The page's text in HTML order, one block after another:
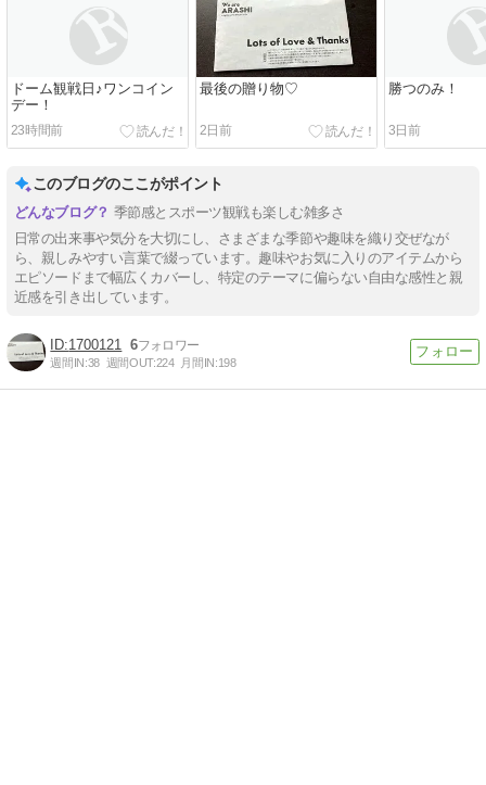
ドーム観戦日♪ワンコイン
デー！
23時間前
最後の贈り物♡
2日前
勝つのみ！
3日前
このブログのここがポイント
季節感とスポーツ観戦も楽しむ雑多さ
日常の出来事や気分を大切にし、さまざまな季節や趣味を織り交ぜなが
ら、親しみやすい言葉で綴っています。趣味やお気に入りのアイテムから
エピソードまで幅広くカバーし、特定のテーマに偏らない自由な感性と親
近感を引き出しています。
1700121 6
週間IN:38 週間OUT:224 月間IN:198